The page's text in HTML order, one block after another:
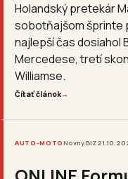
Holandský pretekár
sobotňajšom šprinte
najlepší čas dosiahol
Mercedese, tretí
Williamse.
Čítať článok→
AUTO-MOTONovny.BIZ